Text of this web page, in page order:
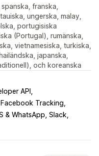
franska,
ungerska, malay,
portugisiska
(Portugal), rumänska,
vietnamesiska, turkiska,
japanska,
och koreanska
API
Tracking
& WhatsApp, Slack